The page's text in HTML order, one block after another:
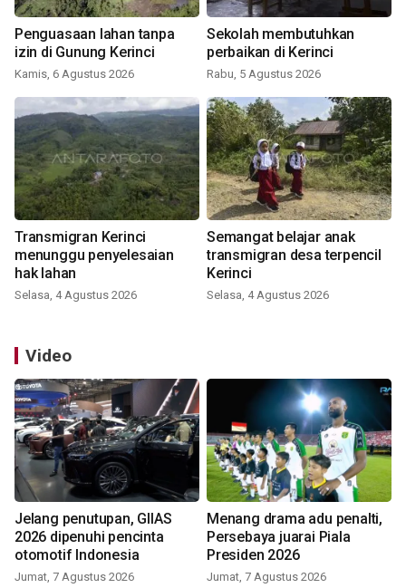
Penguasaan lahan tanpa
izin di Gunung Kerinci
Kamis, 6 Agustus 2026
Sekolah membutuhkan
perbaikan di Kerinci
Rabu, 5 Agustus 2026
Transmigran Kerinci
menunggu penyelesaian
hak lahan
Selasa, 4 Agustus 2026
Semangat belajar anak
transmigran desa terpencil
Kerinci
Selasa, 4 Agustus 2026
Video
Jelang penutupan, GIIAS
2026 dipenuhi pencinta
otomotif Indonesia
Jumat, 7 Agustus 2026
Menang drama adu penalti,
Persebaya juarai Piala
Presiden 2026
Jumat, 7 Agustus 2026